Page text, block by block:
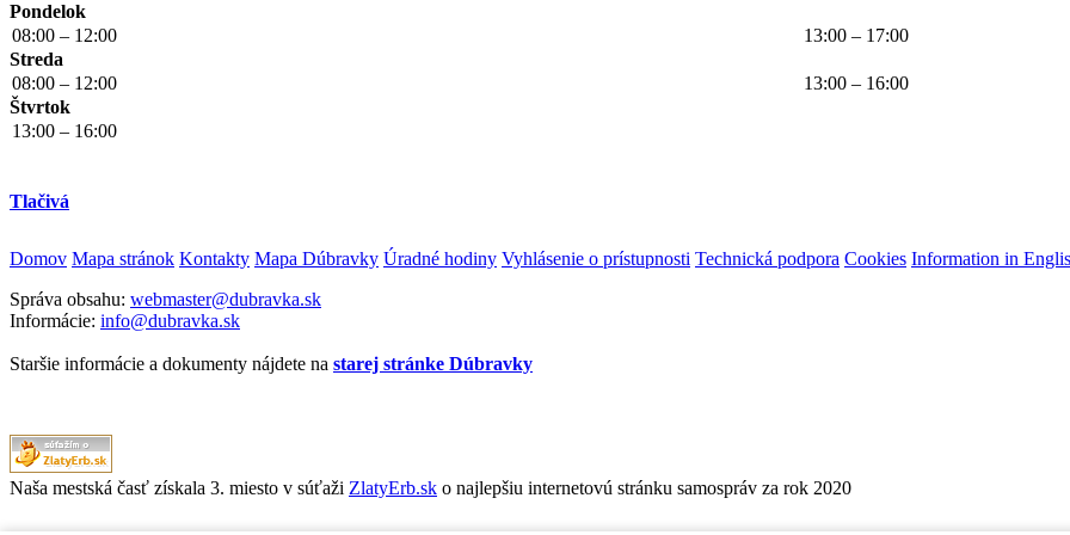
Pondelok
08:00 – 12:00
13:00 – 17:00
Streda
08:00 – 12:00
13:00 – 16:00
Štvrtok
13:00 – 16:00
Tlačivá
Domov Mapa stránok Kontakty Mapa Dúbravky Úradné hodiny Vyhlásenie o prístupnosti Technická podpora Cookies Information in
Správa obsahu: webmaster@dubravka.sk
Informácie: info@dubravka.sk
Staršie informácie a dokumenty nájdete na starej stránke Dúbravky
Naša mestská časť získala 3. miesto v súťaži ZlatyErb.sk o najlepšiu internetovú stránku samospráv za rok 2020